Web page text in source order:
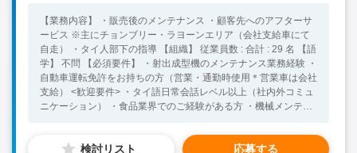
【業務内容】 ・販売後のメンテナンス ・顧客先へのアフターサ
ービス ※主にチョンブリー・ラヨーンエリア（会社支給車にて
自走） ・タイ人部下の指導 【組織】 従業員数 : 合計 : 29 名 【語
学】 不問 【必須要件】 ・射出成型機のメンテナンス業務経験 ・
自動車運転免許をお持ちの方（営業・通勤時使用＊営業車は会社
支給） <歓迎要件> ・タイ語日常会話レベル以上（社内外コミュ
ニケーション） ・食品業界でのご経験がある方 ・機械メンテナ
検討リスト 応募する